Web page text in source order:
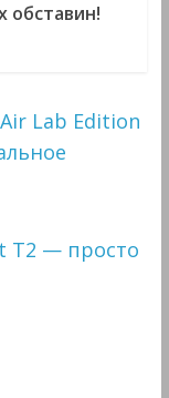
обставин!
Lab Edition
T2 — просто